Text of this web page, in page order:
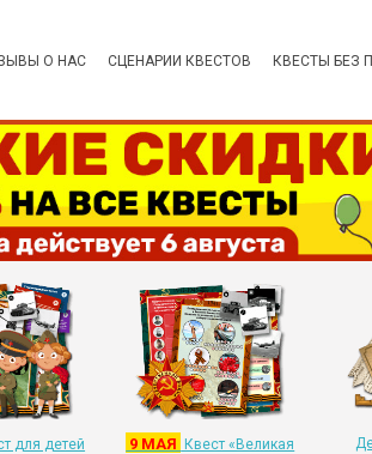
О НАС СЦЕНАРИИ КВЕСТОВ КВЕСТЫ БЕЗ
для детей
9 МАЯ
Квест «Великая